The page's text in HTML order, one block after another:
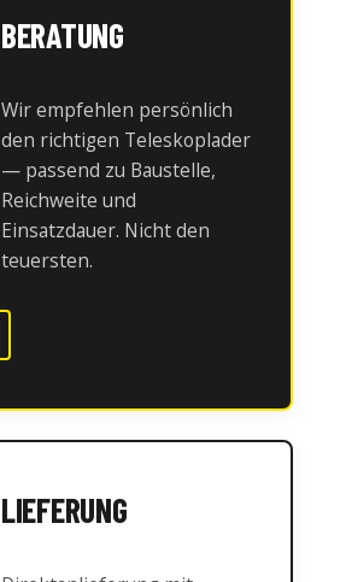
BERATUNG
Wir empfehlen persönlich
den richtigen Teleskoplader
— passend zu Baustelle,
Reichweite und
Einsatzdauer. Nicht den
teuersten.
LIEFERUNG